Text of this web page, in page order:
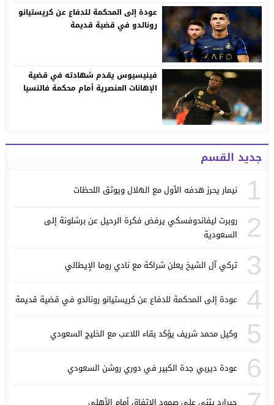
عودة إلى المحكمة للدفاع عن كريستيانو
رونالدو في قضية قديمة
فينيسيوس يقدم شهادته في قضية
الإهانات العنصرية أمام محكمة فالنسيا
جديد القسم
1 نيمار يحرز هدفه الأول مع الهلال ويوثق اللحظات
2
روبرت ليفاندوفسكي يرفض فكرة الرحيل عن برشلونة إلى
السعودية
3 تركي آل الشيخ يعلن شراكة مع نادي روما الإيطالي
4 عودة إلى المحكمة للدفاع عن كريستيانو رونالدو في قضية قديمة
5 وكيل محمد شريف يؤكد بقاء اللاعب مع الخليج السعودي
6 عودة ديربي جدة الكبير في دوري روشن السعودي